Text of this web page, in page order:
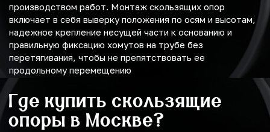
производством работ. Монтаж скользящих опор
включает в себя выверку положения по осям и высотам,
надежное крепление несущей части к основанию и
правильную фиксацию хомутов на трубе без
перетягивания, чтобы не препятствовать ее
продольному перемещению
Где купить скользящие
опоры в Москве?